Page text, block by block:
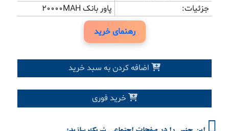
جزئیات:
پاور بانک 20000MAH
رهنمای خرید
اضافه کردن به سبد خرید
خرید فوری